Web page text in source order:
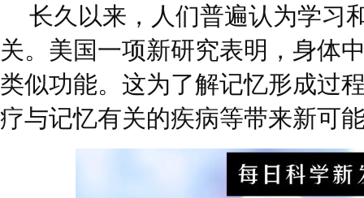
长久以来，人们普遍认为学习
关。美国一项新研究表明，身体
类似功能。这为了解记忆形成过
疗与记忆有关的疾病等带来新可